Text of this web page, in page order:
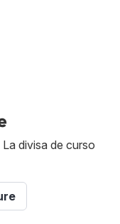
divisa de curso